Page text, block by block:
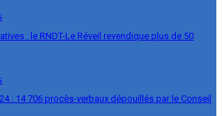
: le RNDT-Le Réveil revendique plus de 50
: 14 706 procès-verbaux dépouillés par le Conseil